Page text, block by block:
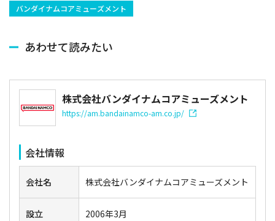
バンダイナムコアミューズメント
あわせて読みたい
株式会社バンダイナムコアミューズメント
https://am.bandainamco-am.co.jp/
会社情報
会社名 株式会社バンダイナムコアミューズメント
設立 2006年3月